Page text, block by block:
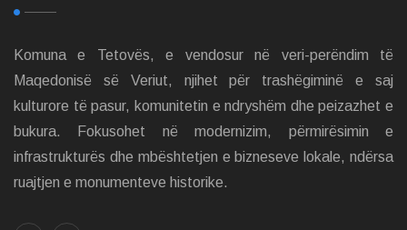
Komuna e Tetovës, e vendosur në veri-perëndim të
Maqedonisë së Veriut, njihet për trashëgiminë e saj
kulturore të pasur, komunitetin e ndryshëm dhe peizazhet e
bukura. Fokusohet në modernizim, përmirësimin e
infrastrukturës dhe mbështetjen e bizneseve lokale, ndërsa
ruajtjen e monumenteve historike.